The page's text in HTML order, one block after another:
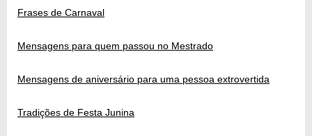
Frases de Carnaval
Mensagens para quem passou no Mestrado
Mensagens de aniversário para uma pessoa extrovertida
Tradições de Festa Junina